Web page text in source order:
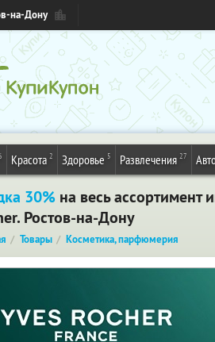
на-Дону
Красота 2 Здоровье 5 Развлечения 27
30% на весь
Ростов-на-Дону
Товары Косметика, парфюмерия